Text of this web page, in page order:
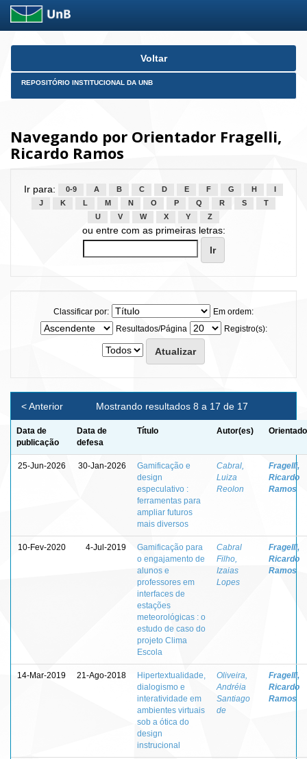
Skip
Voltar
REPOSITÓRIO INSTITUCIONAL DA UNB
Navegando por Orientador Fragelli,
Ricardo Ramos
Ir para: 0-9 A B C D E F G H
J
K L M N O P Q R S
T
U
V W X Y Z
ou entre com as primeiras letras:
Classificar por:
Em ordem:
Resultados/Página
Registro(s):
Mostrando resultados 8 a 17 de 17
< Anterior
Data de
publicação
Data de
defesa
Título Autor(es)
25-Jun-2026 30-Jan-2026
Gamificação e
design
especulativo :
ferramentas para
ampliar futuros
mais diversos
Cabral,
Luiza
Reolon
Fragelli,
Ricardo
Ramos
10-Fev-2020 4-Jul-2019
Gamificação para
o engajamento de
alunos e
professores em
interfaces de
estações
meteorológicas : o
estudo de caso do
projeto Clima
Escola
Cabral
Filho,
Izaias
Lopes
Fragelli,
Ricardo
Ramos
14-Mar-2019 21-Ago-2018
Hipertextualidade,
dialogismo e
interatividade em
ambientes virtuais
sob a ótica do
design
instrucional
Oliveira,
Andréia
Santiago
de
Fragelli,
Ricardo
Ramos